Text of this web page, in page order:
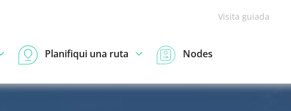
Visita guiada
Planifiqui una ruta Nodes